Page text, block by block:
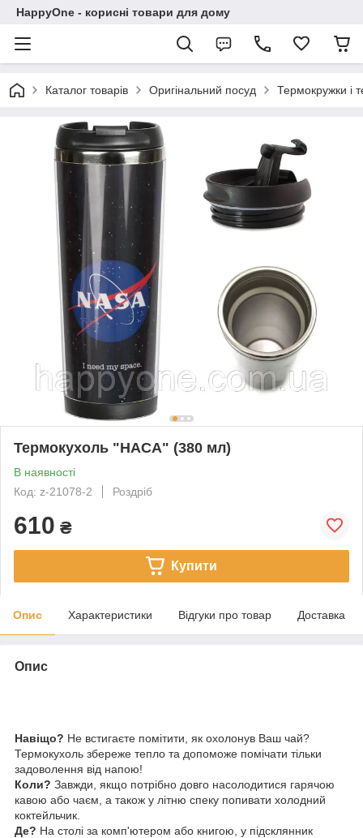
HappyOne - корисні товари для дому
Каталог товарів Оригінальний посуд Термокружки і
Термокухоль "НАСА" (380 мл)
В наявності
Код: z-21078-2
Роздріб
610 ₴
Купити
Опис Характеристики Відгуки про товар Доставка
Опис
Навіщо? Не встигаєте помітити, як охолонув Ваш чай?
Термокухоль збереже тепло та допоможе помічати тільки
задоволення від напою!
Коли? Завжди, якщо потрібно довго насолодитися гарячою
кавою або чаєм, а також у літню спеку попивати холодний
коктейльчик.
Де? На столі за комп'ютером або книгою, у підсклянник